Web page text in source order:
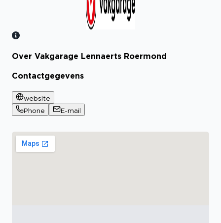
Bekijk certificaat
Over Vakgarage Lennaerts Roermond
Contactgegevens
website
Phone
E-mail